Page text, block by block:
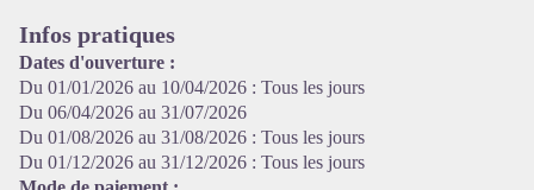
Infos pratiques
Dates d'ouverture :
Du 01/01/2026 au 10/04/2026 : Tous les jours
Du 06/04/2026 au 31/07/2026
Du 01/08/2026 au 31/08/2026 : Tous les jours
Du 01/12/2026 au 31/12/2026 : Tous les jours